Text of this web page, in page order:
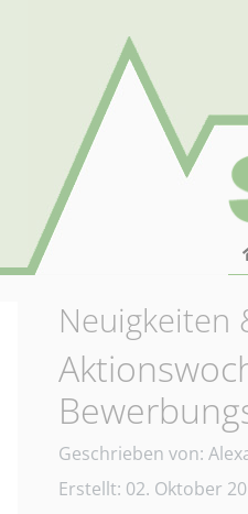
Neuigkeiten
Details
Geschrieben von:
Erstellt: 02. Oktober